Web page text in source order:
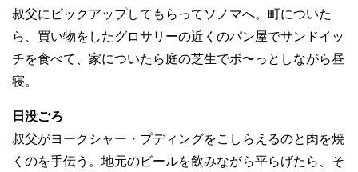
叔父にピックアップしてもらってソノマへ。町についた
ら、買い物をしたグロサリーの近くのパン屋でサンドイッ
チを食べて、家についたら庭の芝生でボ〜っとしながら昼
寝。
日没ごろ
叔父がヨークシャー・プディングをこしらえるのと肉を焼
くのを手伝う。地元のビールを飲みながら平らげたら、そ